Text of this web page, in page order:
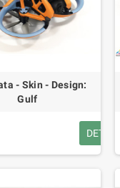
- Skin - Design:
Gulf